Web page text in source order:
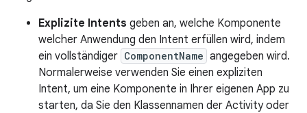
Explizite Intents geben an, welche Komponente
welcher Anwendung den Intent erfüllen wird, indem
ein vollständiger ComponentName angegeben wird.
Normalerweise verwenden Sie einen expliziten
Intent, um eine Komponente in Ihrer eigenen App zu
starten, da Sie den Klassennamen der Activity oder